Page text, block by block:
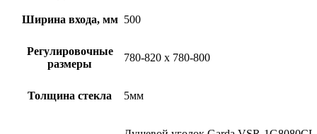
Ширина входа, мм 500
Регулировочные
размеры
780-820 x 780-800
Толщина стекла 5мм